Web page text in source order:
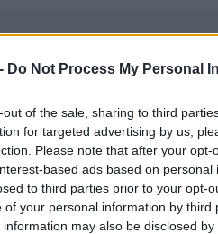
Do Not Process My Personal
out of the sale, sharing to third
for targeted advertising by us,
Please note that after your
based ads based on
to third parties prior to your opt-
your personal information by third
may also be disclosed